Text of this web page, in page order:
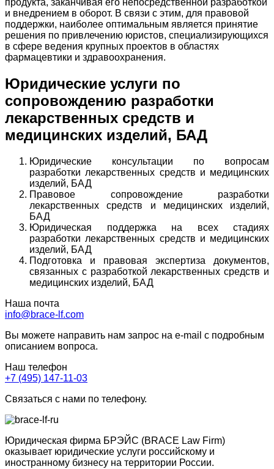
продукта, заканчивая его непосредственной разработкой
и внедрением в оборот. В связи с этим, для правовой
поддержки, наиболее оптимальным является принятие
решения по привлечению юристов, специализирующихся
в сфере ведения крупных проектов в областях
фармацевтики и здравоохранения.
Юридические услуги по
сопровождению разработки
лекарственных средств и
медицинских изделий, БАД
Юридические консультации по вопросам
разработки лекарственных средств и медицинских
изделий, БАД
Правовое сопровождение разработки
лекарственных средств и медицинских изделий,
БАД
Юридическая поддержка на всех стадиях
разработки лекарственных средств и медицинских
изделий, БАД
Подготовка и правовая экспертиза документов,
связанных с разработкой лекарственных средств и
медицинских изделий, БАД
Наша почта
info@brace-lf.com
Вы можете направить нам запрос на e-mail с подробным
описанием вопроса.
Наш телефон
+7 (495) 147-11-03
Связаться с нами по телефону.
Юридическая фирма БРЭЙС (BRACE Law Firm)
оказывает юридические услуги российскому и
иностранному бизнесу на территории России.